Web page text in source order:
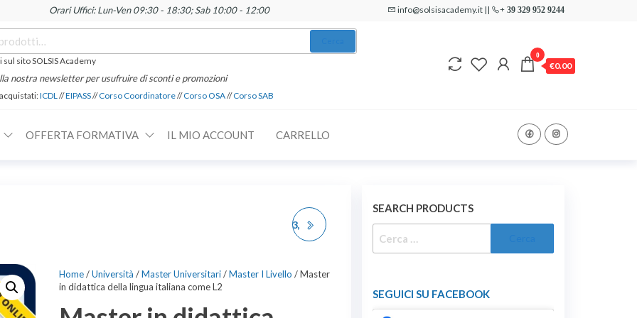
Orari Uffici: Lun-Ven 09:30 - 18:30; Sab 10:00 - 12:00 info@solsisacademy.it || + 39 329 952 9244
sito SOLSIS Academy
nostra newsletter per usufruire di sconti e promozioni
ICDL//EIPASS//Corso Coordinatore//Corso OSA//Corso SAB
0
€0.00
OFFERTA FORMATIVA IL MIO ACCOUNT CARRELLO
MASTER A11, A12, A13,
LETTERARIA STORICO-
Home/Università /Master Universitari/Master I Livello / Master
in didattica della lingua italiana come L2
SEARCH PRODUCTS
SEGUICI SU FACEBOOK